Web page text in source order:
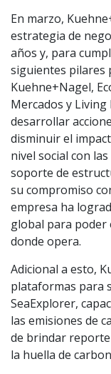
En marzo,
estrategia de
años y, para
siguientes pilares
Kuehne+Nagel,
Mercados y Living
desarrollar
disminuir el
nivel social con
soporte de
su compromiso
empresa ha
global para poder
donde opera.
Adicional a esto,
plataformas para
SeaExplorer,
las emisiones de
de brindar
la huella de